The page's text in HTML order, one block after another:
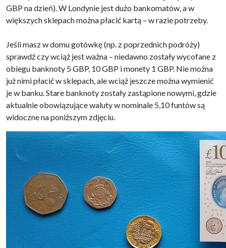
GBP na dzień). W Londynie jest dużo bankomatów, a w
większych sklepach można płacić kartą – w razie potrzeby.
Jeśli masz w domu gotówkę (np. z poprzednich podróży)
sprawdź czy wciąż jest ważna – niedawno zostały wycofane z
obiegu banknoty 5 GBP, 10 GBP i monety 1 GBP. Nie można
już nimi płacić w sklepach, ale wciąż jeszcze można wymienić
je w banku. Stare banknoty zostały zastąpione nowymi, gdzie
aktualnie obowiązujące waluty w nominale 5,10 funtów są
widoczne na poniższym zdjęciu.